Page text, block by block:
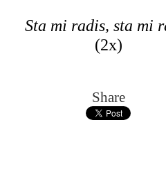
Sta mi radis, sta mi
(2x)
Share